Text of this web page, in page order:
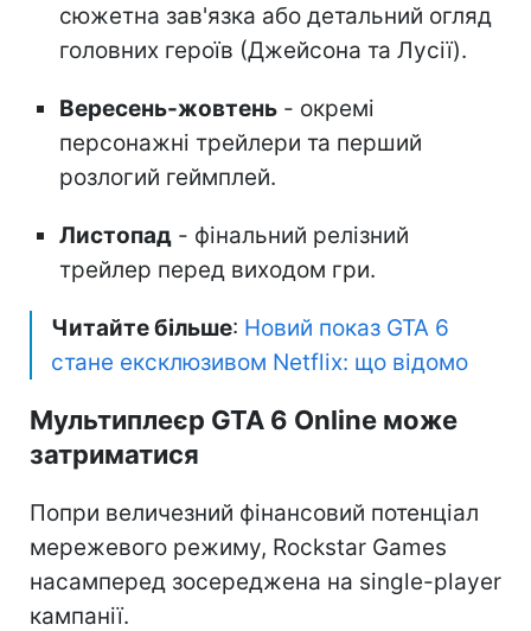
сюжетна зав'язка або детальний огляд
головних героїв (Джейсона та Лусії).
Вересень-жовтень - окремі
персонажні трейлери та перший
розлогий геймплей.
Листопад - фінальний релізний
трейлер перед виходом гри.
Читайте більше: Новий показ GTA 6
стане ексклюзивом Netflix: що відомо
Мультиплеєр GTA 6 Online може
затриматися
Попри величезний фінансовий потенціал
мережевого режиму, Rockstar Games
насамперед зосереджена на single-player
кампанії.